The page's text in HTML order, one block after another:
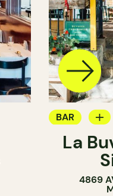
BAR
BAR À VIN
La
4869